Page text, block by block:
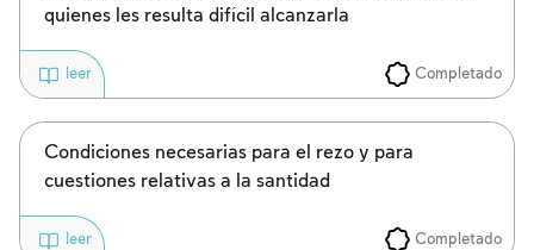
quienes les resulta difícil alcanzarla
Completado
leer
Condiciones necesarias para el rezo y para
cuestiones relativas a la santidad
Completado
leer